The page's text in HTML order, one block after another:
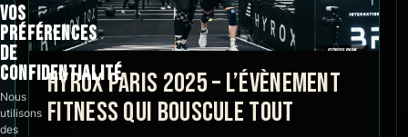
HYROX PARIS 2025 – L’ÉVÈNEMENT
FITNESS QUI BOUSCULE TOUT
VOS
PRÉFÉRENCES
DE
CONFIDENTIALITÉ
Nous
utilisons
des